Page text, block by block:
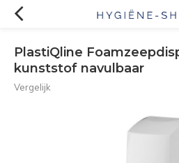
PlastiQline
kunststof navulbaar
Vergelijk